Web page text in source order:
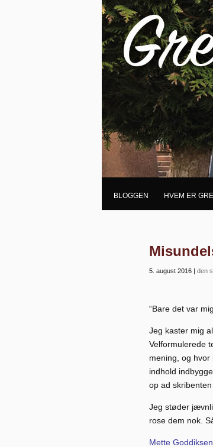
BLOGGEN HVEM ER
5. august 2016 | den
“Bare det var
Jeg kaster mig
Velformulerede
mening, og
indhold
op ad
Jeg støder
rose dem nok.
Mette Goddiksen